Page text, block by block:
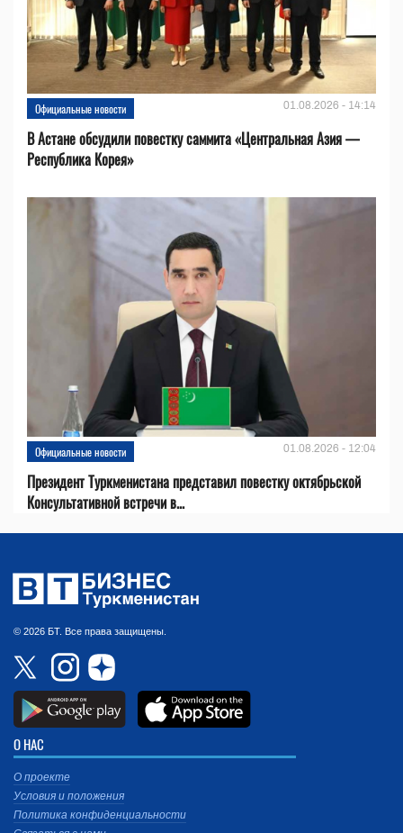
Официальные новости 01.08.2026 - 14:14
В Астане обсудили повестку саммита «Центральная Азия —
Республика Корея»
Официальные новости 01.08.2026 - 12:04
Президент Туркменистана представил повестку октябрьской
Консультативной встречи в...
© 2026 БТ. Все права защищены.
О НАС
О проекте
Условия и положения
Политика конфиденциальности